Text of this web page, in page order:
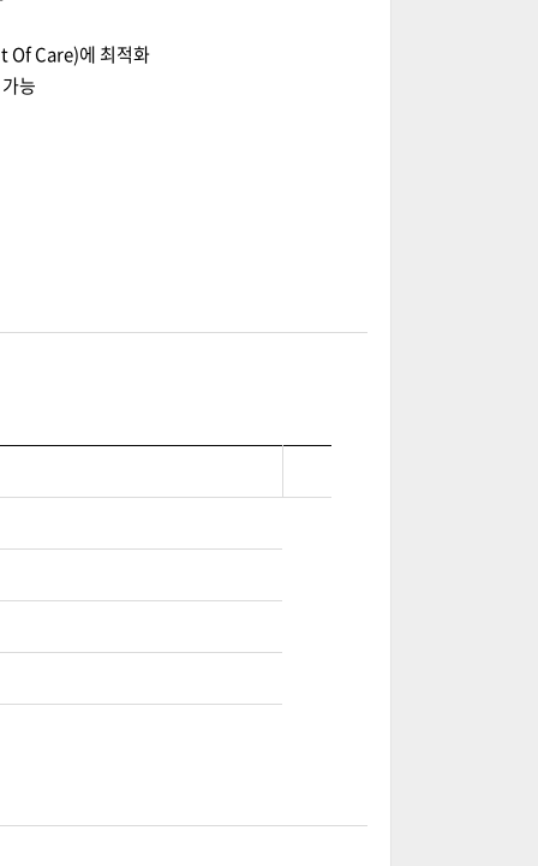
Of Care)에 최적화
능